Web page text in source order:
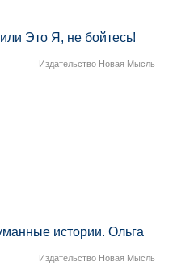
Это Я, не бойтесь!
Издательство Новая Мысль
истории. Ольга
Издательство Новая Мысль